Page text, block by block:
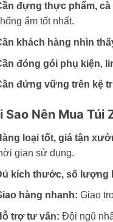
đựng thực phẩm, cà
ẩm tốt nhất.
khách hàng nhìn
đóng gói phụ kiện,
đứng vững trên kệ
Sao Nên Mua Túi
loại tốt, giá tận
gian sử dụng.
kích thước, số lượng
hàng nhanh: Giao
trợ tư vấn: Đội ngũ